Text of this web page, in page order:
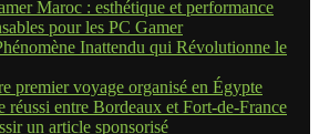
Maroc : esthétique et performance
pour les PC Gamer
Inattendu qui Révolutionne le
premier voyage organisé en Égypte
réussi entre Bordeaux et Fort-de-France
un article sponsorisé